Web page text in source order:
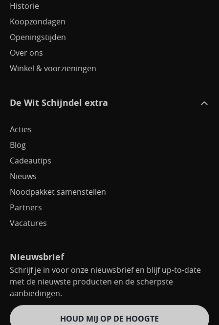
Historie
Koopzondagen
Openingstijden
Over ons
Winkel & voorzieningen
De Wit Schijndel extra
Acties
Blog
Cadeautips
Nieuws
Noodpakket samenstellen
Partners
Vacatures
Nieuwsbrief
Schrijf je in voor onze nieuwsbrief en blijf up-to-date
met de nieuwste producten en de scherpste
aanbiedingen.
HOUD MIJ OP DE HOOGTE